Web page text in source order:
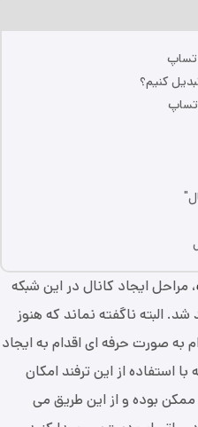
کنیم؟
، مراحل ایجاد کانال در این شبکه
البته ناگفته نماند که هنوز
به صورت حرفه ای اقدام به ایجاد
استفاده از این ترفند امکان
بوده و از این طریق می